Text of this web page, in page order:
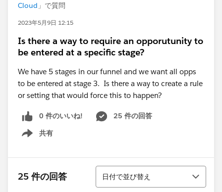
Cloud 」で質問
2023年5月9日 12:15
Is there a way to require an opporutunity to
be entered at a specific stage?
We have 5 stages in our funnel and we want all opps
to be entered at stage 3. Is there a way to create a rule
or setting that would force this to happen?
0 件のいいね!
25 件の回答
共有
Show menu
25 件の回答
並び替え
日付で並び替え